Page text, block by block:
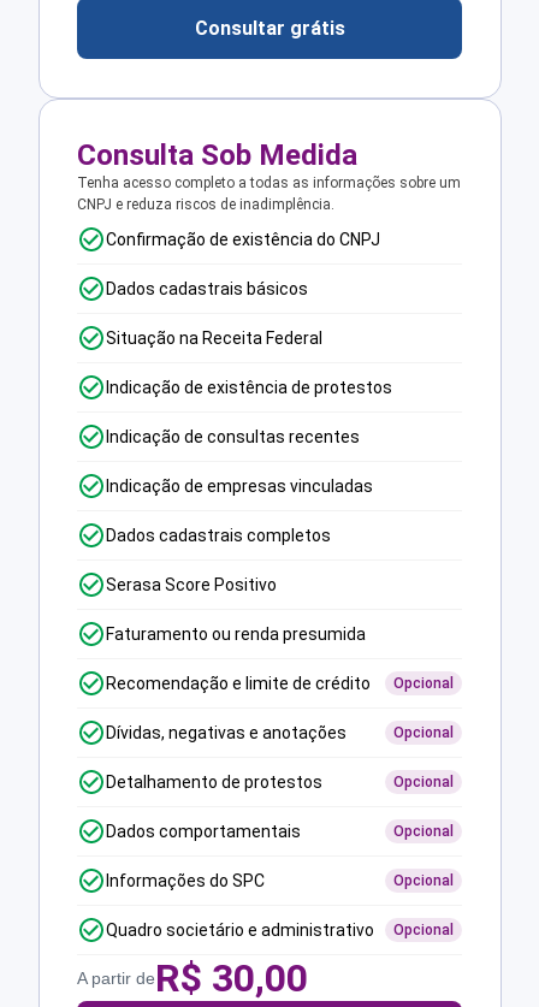
Consultar grátis
Consulta Sob Medida
Tenha acesso completo a todas as informações sobre um
CNPJ e reduza riscos de inadimplência.
Confirmação de existência do CNPJ
Dados cadastrais básicos
Situação na Receita Federal
Indicação de existência de protestos
Indicação de consultas recentes
Indicação de empresas vinculadas
Dados cadastrais completos
Serasa Score Positivo
Faturamento ou renda presumida
Recomendação e limite de crédito Opcional
Dívidas, negativas e anotações Opcional
Detalhamento de protestos Opcional
Dados comportamentais Opcional
Informações do SPC Opcional
Quadro societário e administrativo Opcional
A partir deR$ 30,00